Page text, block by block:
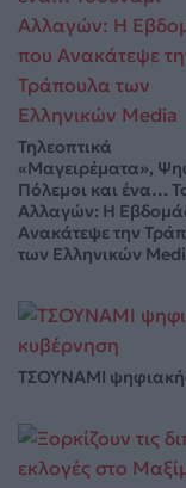
Τηλεοπτικά
«Μαγειρέματα»,
Πόλεμοι και ένα…
Αλλαγών: Η
Ανακάτεψε την
των Ελληνικών
ΤΣΟΥΝΑΜΙ